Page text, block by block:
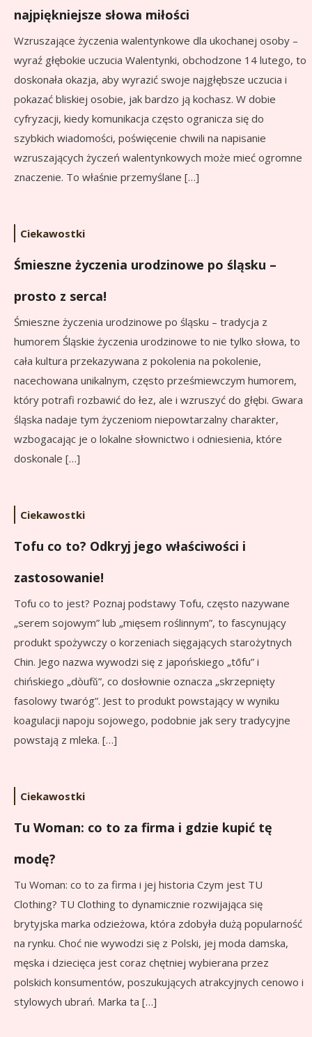
najpiękniejsze słowa miłości
Wzruszające życzenia walentynkowe dla ukochanej osoby –
wyraź głębokie uczucia Walentynki, obchodzone 14 lutego, to
doskonała okazja, aby wyrazić swoje najgłębsze uczucia i
pokazać bliskiej osobie, jak bardzo ją kochasz. W dobie
cyfryzacji, kiedy komunikacja często ogranicza się do
szybkich wiadomości, poświęcenie chwili na napisanie
wzruszających życzeń walentynkowych może mieć ogromne
znaczenie. To właśnie przemyślane […]
Ciekawostki
Śmieszne życzenia urodzinowe po śląsku –
prosto z serca!
Śmieszne życzenia urodzinowe po śląsku – tradycja z
humorem Śląskie życzenia urodzinowe to nie tylko słowa, to
cała kultura przekazywana z pokolenia na pokolenie,
nacechowana unikalnym, często prześmiewczym humorem,
który potrafi rozbawić do łez, ale i wzruszyć do głębi. Gwara
śląska nadaje tym życzeniom niepowtarzalny charakter,
wzbogacając je o lokalne słownictwo i odniesienia, które
doskonale […]
Ciekawostki
Tofu co to? Odkryj jego właściwości i
zastosowanie!
Tofu co to jest? Poznaj podstawy Tofu, często nazywane
„serem sojowym” lub „mięsem roślinnym”, to fascynujący
produkt spożywczy o korzeniach sięgających starożytnych
Chin. Jego nazwa wywodzi się z japońskiego „tōfu” i
chińskiego „dòufǔ”, co dosłownie oznacza „skrzepnięty
fasolowy twaróg”. Jest to produkt powstający w wyniku
koagulacji napoju sojowego, podobnie jak sery tradycyjne
powstają z mleka. […]
Ciekawostki
Tu Woman: co to za firma i gdzie kupić tę
modę?
Tu Woman: co to za firma i jej historia Czym jest TU
Clothing? TU Clothing to dynamicznie rozwijająca się
brytyjska marka odzieżowa, która zdobyła dużą popularność
na rynku. Choć nie wywodzi się z Polski, jej moda damska,
męska i dziecięca jest coraz chętniej wybierana przez
polskich konsumentów, poszukujących atrakcyjnych cenowo i
stylowych ubrań. Marka ta […]